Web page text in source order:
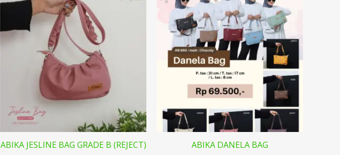
ABIKA JESLINE BAG GRADE B (REJECT) ABIKA DANELA BAG